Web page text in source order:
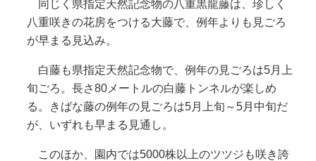
同じく県指定天然記念物の八重黒龍藤は、珍しく
八重咲きの花房をつける大藤で、例年よりも見ごろ
が早まる見込み。
白藤も県指定天然記念物で、例年の見ごろは5月上
旬ごろ。長さ80メートルの白藤トンネルが楽しめ
る。きばな藤の例年の見ごろは5月上旬～5月中旬だ
が、いずれも早まる見通し。
このほか、園内では5000株以上のツツジも咲き誇